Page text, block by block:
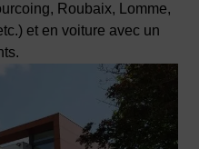
Roubaix, Lomme,
et en voiture avec un